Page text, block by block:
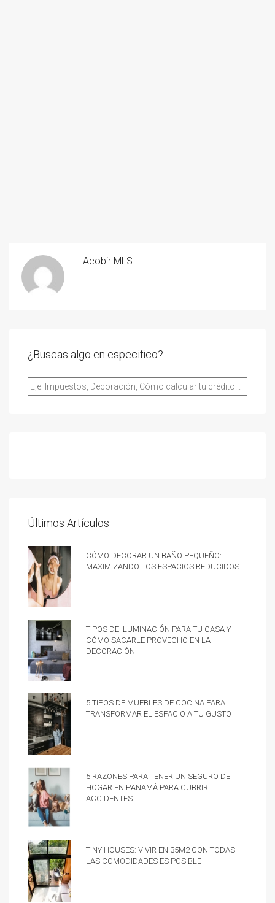
Acobir MLS
¿Buscas algo en especifico?
Últimos Artículos
Cómo decorar un baño pequeño:
Maximizando los espacios reducidos
Tipos de iluminación para tu casa y
cómo sacarle provecho en la
decoración
5 tipos de muebles de cocina para
transformar el espacio a tu gusto
5 razones para tener un Seguro de
hogar en Panamá para cubrir
accidentes
Tiny Houses: vivir en 35m2 con todas
las comodidades es posible